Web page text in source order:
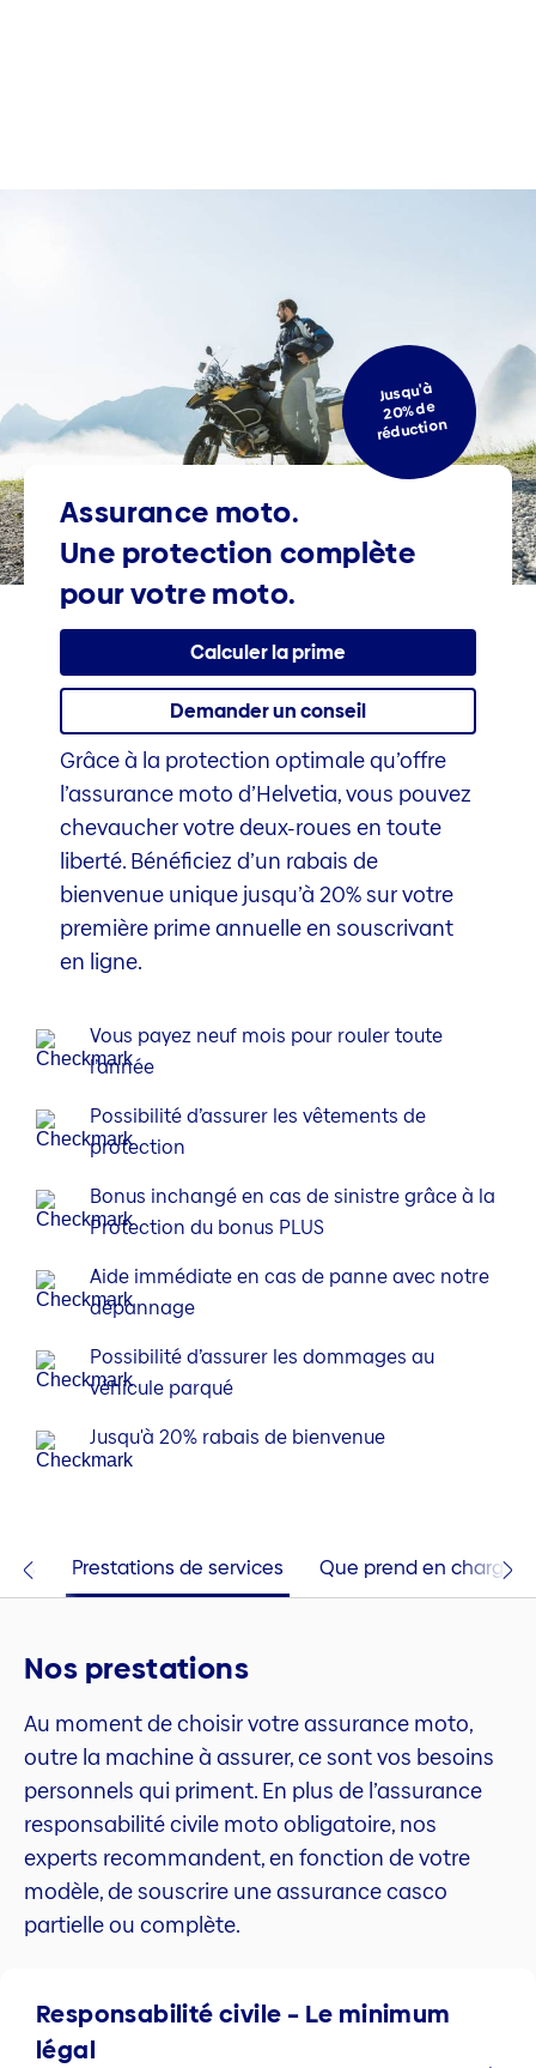
Jusqu'à
20% de
réduction
Assurance moto.
Une protection complète
pour votre moto.
Calculer la prime
Demander un conseil
Grâce à la protection optimale qu’offre
l’assurance moto d’Helvetia, vous pouvez
chevaucher votre deux-roues en toute
liberté. Bénéficiez d’un rabais de
bienvenue unique jusqu’à 20% sur votre
première prime annuelle en souscrivant
en ligne.
Vous payez neuf mois pour rouler toute
l’année
Possibilité d’assurer les vêtements de
protection
Bonus inchangé en cas de sinistre grâce à la
Protection du bonus PLUS
Aide immédiate en cas de panne avec notre
dépannage
Possibilité d’assurer les dommages au
véhicule parqué
Jusqu'à 20% rabais de bienvenue
Prestations de services Que prend en charge
Nos prestations
Au moment de choisir votre assurance moto,
outre la machine à assurer, ce sont vos besoins
personnels qui priment. En plus de l’assurance
responsabilité civile moto obligatoire, nos
experts recommandent, en fonction de votre
modèle, de souscrire une assurance casco
partielle ou complète.
Responsabilité civile – Le minimum
légal